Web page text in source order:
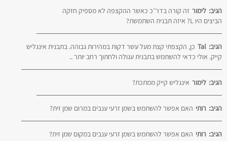
לימור הגיב:
זה קורה בדר״כ כאשר ההקצפה לא מספיק חזקה
הביצים היו L? איזה תבנית השתמשת?
Tal הגיב:
כן, הקצפתי קצת מעל עשר דקות במהירות גבוהה. בתבנית אינגליש
קייק. אולי כדאי להשתמש בתבנית עגולה ולחתוך רחב יותר ..
לימור הגיב: אינגליש קייק ממתכת?
רותי הגיב: האם אפשר להשתמש בשמן זרעי ענבים במרום שמן זית?
רותי הגיב: האם אפשר להשתמש בשמן זרעי ענבים במקום שמן זית?